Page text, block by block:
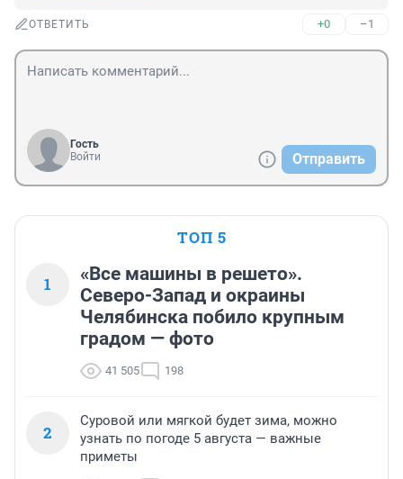
ОТВЕТИТЬ +0 –1
Гость
Войти
Отправить
ТОП 5
1
«Все машины в решето».
Северо-Запад и окраины
Челябинска побило крупным
градом — фото
41 505 198
2
Суровой или мягкой будет зима, можно
узнать по погоде 5 августа — важные
приметы